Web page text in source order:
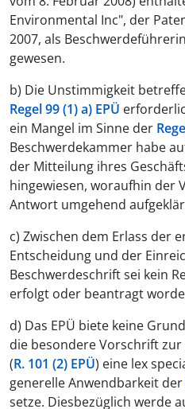
Environmental Inc", der
2007, als
gewesen.
b) Die Unstimmigkeit
Regel 99 (1) a) EPÜ
ein Mangel im Sinne der
Beschwerdekammer habe
der Mitteilung ihres
hingewiesen, woraufhin der
Antwort umgehend
c) Zwischen dem Erlass der
Entscheidung und der
Beschwerdeschrift sei kein
erfolgt oder beantragt
d) Das EPÜ biete keine
die besondere Vorschrift
(R. 101 (2) EPÜ) eine lex
generelle Anwendbarkeit der
setze. Diesbezüglich werde